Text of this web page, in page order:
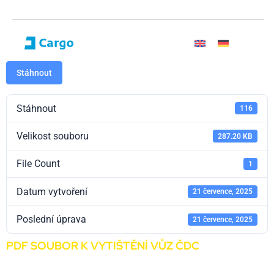
Stáhnout
Stáhnout 116
Velikost souboru 287.20 KB
File Count 1
Datum vytvoření 21 července, 2025
Poslední úprava 21 července, 2025
PDF SOUBOR K VYTIŠTĚNÍ VŮZ ČDC